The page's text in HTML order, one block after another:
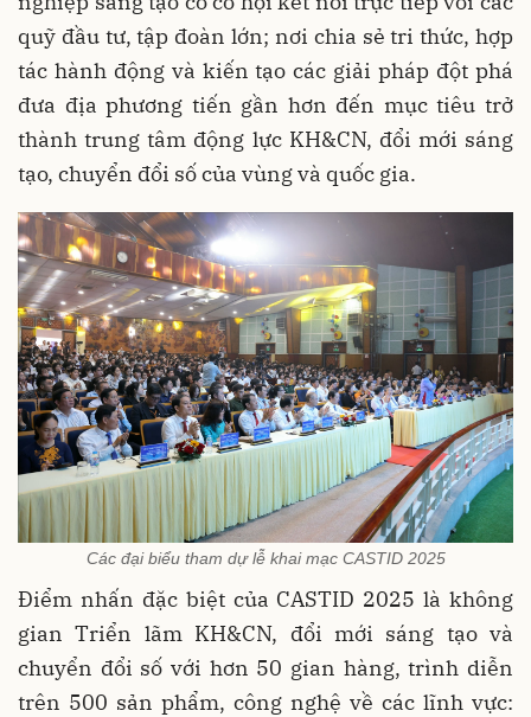
quỹ đầu tư, tập đoàn lớn; nơi chia sẻ tri thức, hợp
tác hành động và kiến tạo các giải pháp đột phá
đưa địa phương tiến gần hơn đến mục tiêu trở
thành trung tâm động lực KH&CN, đổi mới sáng
tạo, chuyển đổi số của vùng và quốc gia.
Các đại biểu tham dự lễ khai mạc CASTID 2025
Điểm nhấn đặc biệt của CASTID 2025 là không
gian Triển lãm KH&CN, đổi mới sáng tạo và
chuyển đổi số với hơn 50 gian hàng, trình diễn
trên 500 sản phẩm, công nghệ về các lĩnh vực: